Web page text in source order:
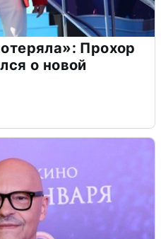
Прохор
о новой